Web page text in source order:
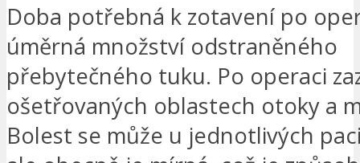
Doba potřebná k zotavení po
úměrná množství odstraněného
přebytečného tuku. Po operaci
ošetřovaných oblastech otoky a
Bolest se může u jednotlivých